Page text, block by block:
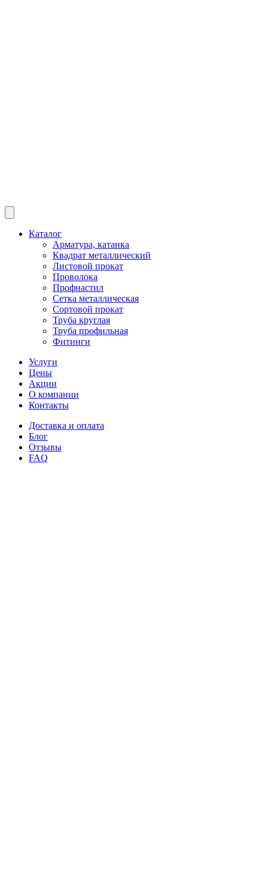
Каталог
Арматура, катанка
Квадрат металлический
Листовой прокат
Проволока
Профнастил
Сетка металлическая
Сортовой прокат
Труба круглая
Труба профильная
Фитинги
Услуги
Цены
Акции
О компании
Контакты
Доставка и оплата
Блог
Отзывы
FAQ